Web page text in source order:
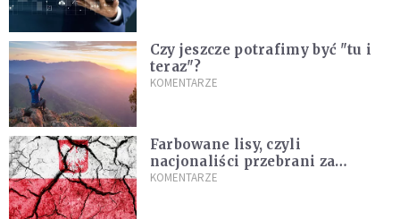
Czy jeszcze potrafimy być "tu i
teraz"?
KOMENTARZE
Farbowane lisy, czyli
nacjonaliści przebrani za
chrześcijan
KOMENTARZE